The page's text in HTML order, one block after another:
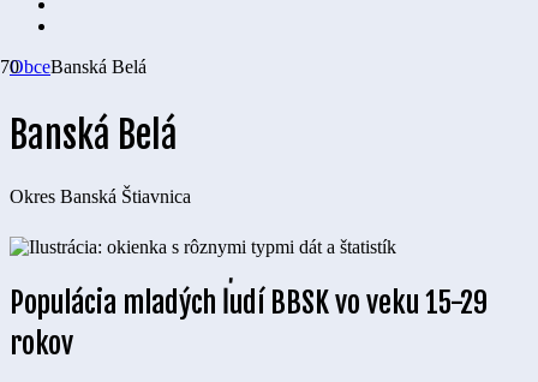
ObceBanská Belá
Banská Belá
Okres Banská Štiavnica
Populácia mladých ľudí BBSK vo veku 15-29
rokov